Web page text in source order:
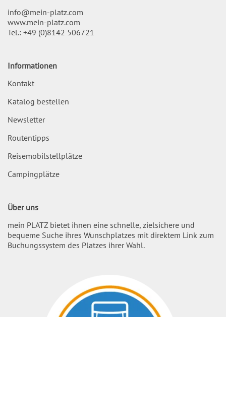
info@mein-platz.com
www.mein-platz.com
Tel.: +49 (0)8142 506721
Informationen
Kontakt
Katalog bestellen
Newsletter
Routentipps
Reisemobilstellplätze
Campingplätze
Über uns
mein PLATZ bietet ihnen eine schnelle, zielsichere und
bequeme Suche ihres Wunschplatzes mit direktem Link zum
Buchungssystem des Platzes ihrer Wahl.